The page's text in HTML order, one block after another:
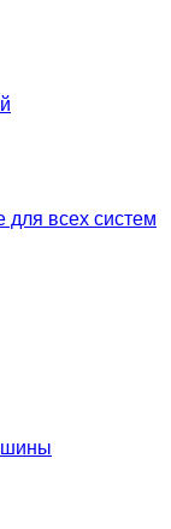
всех систем